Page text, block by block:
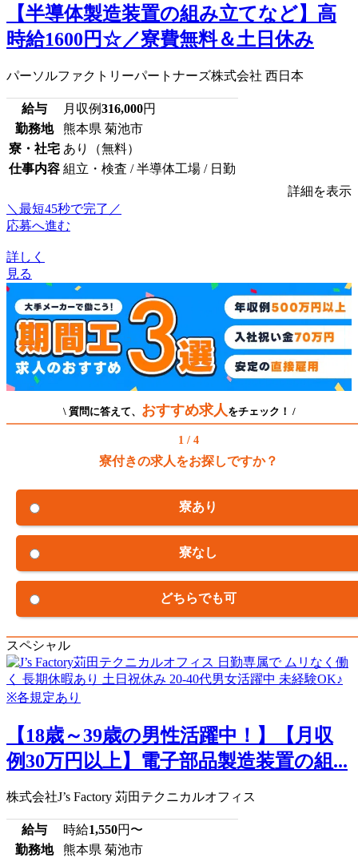
【半導体製造装置の組み立てなど】高
時給1600円☆／寮費無料＆土日休み
パーソルファクトリーパートナーズ株式会社 西日本
給与 月収例316,000円
勤務地
熊本県 菊池市
寮・社宅 あり（無料）
仕事内容 組立・検査 / 半導体工場 / 日勤
詳細を表示
＼最短45秒で完了／
応募へ進む
詳しく
見る
\ 質問に答えて、 おすすめ求人 をチェック！ /
1 / 4
寮付きの求人をお探しですか？
寮あり
寮なし
どちらでも可
スペシャル
【18歳～39歳の男性活躍中！】【月収
例30万円以上】電子部品製造装置の組...
株式会社J’s Factory 苅田テクニカルオフィス
給与 時給1,550円〜
勤務地
熊本県 菊池市